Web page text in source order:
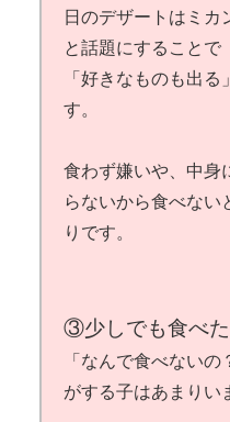
日のデザートはミカ
と話題にすることで
「好きなものも出
す。
食わず嫌いや、中身
らないから食べない
りです。
③少しでも食べ
「なんで食べない
がする子はあまりい